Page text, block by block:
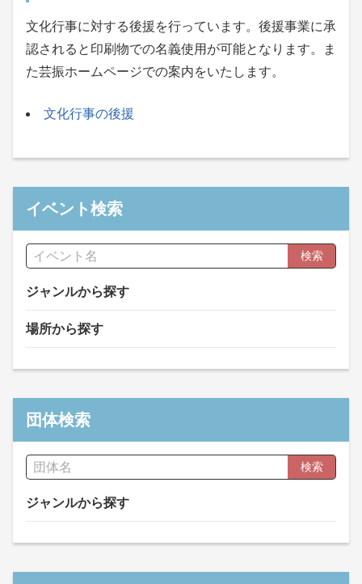
文化行事に対する後援を行っています。後援事業に承
認されると印刷物での名義使用が可能となります。ま
た芸振ホームページでの案内をいたします。
文化行事の後援
イベント検索
検索
ジャンルから探す
場所から探す
団体検索
検索
ジャンルから探す